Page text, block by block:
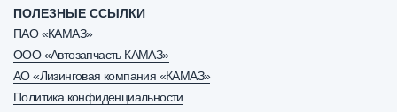
ПОЛЕЗНЫЕ ССЫЛКИ
ПАО «КАМАЗ»
ООО «Автозапчасть КАМАЗ»
АО «Лизинговая компания «КАМАЗ»
Политика конфиденциальности